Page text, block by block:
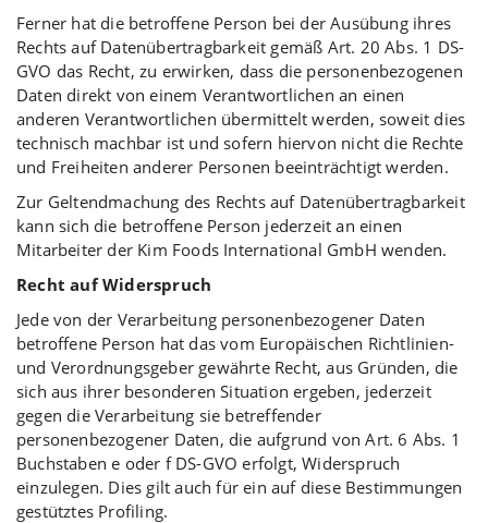
Ferner hat die betroffene Person bei der Ausübung ihres
Rechts auf Datenübertragbarkeit gemäß Art. 20 Abs. 1 DS-
GVO das Recht, zu erwirken, dass die personenbezogenen
Daten direkt von einem Verantwortlichen an einen
anderen Verantwortlichen übermittelt werden, soweit dies
technisch machbar ist und sofern hiervon nicht die Rechte
und Freiheiten anderer Personen beeinträchtigt werden.
Zur Geltendmachung des Rechts auf Datenübertragbarkeit
kann sich die betroffene Person jederzeit an einen
Mitarbeiter der Kim Foods International GmbH wenden.
Recht auf Widerspruch
Jede von der Verarbeitung personenbezogener Daten
betroffene Person hat das vom Europäischen Richtlinien-
und Verordnungsgeber gewährte Recht, aus Gründen, die
sich aus ihrer besonderen Situation ergeben, jederzeit
gegen die Verarbeitung sie betreffender
personenbezogener Daten, die aufgrund von Art. 6 Abs. 1
Buchstaben e oder f DS-GVO erfolgt, Widerspruch
einzulegen. Dies gilt auch für ein auf diese Bestimmungen
gestütztes Profiling.